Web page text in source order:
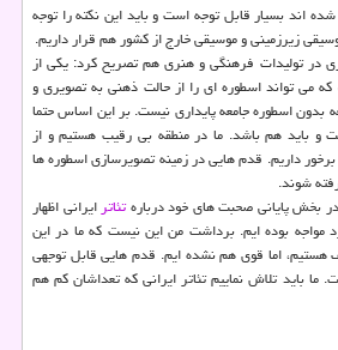
اند بسیار قابل توجه است و باید این نکته را توجه
زیرزمینی و موسیقی خارج از کشور هم قرار داریم.
در تولیدات فرهنگی و هنری هم تصریح کرد: یکی از
می تواند اسطوره ای را از حالت ذهنی به تصویری و
بدون اسطوره جامعه پایداری نیست. بر این اساس حتما
و باید هم باشد. ما در منطقه بی رقیب هستیم و از
داریم. قدم هایی در زمینه تصویرسازی اسطوره ها
شوند.
بخش پایانی صحبت های خود دربارهتئاترایرانی اظهار
۴۰ با این مورد مواجه بوده ایم. برداشت من این نیست که ما در این
هستیم، اما قوی هم نشده ایم. قدم هایی قابل توجهی
باید تلاش نماییم تئاتر ایرانی که تعداشان کم هم